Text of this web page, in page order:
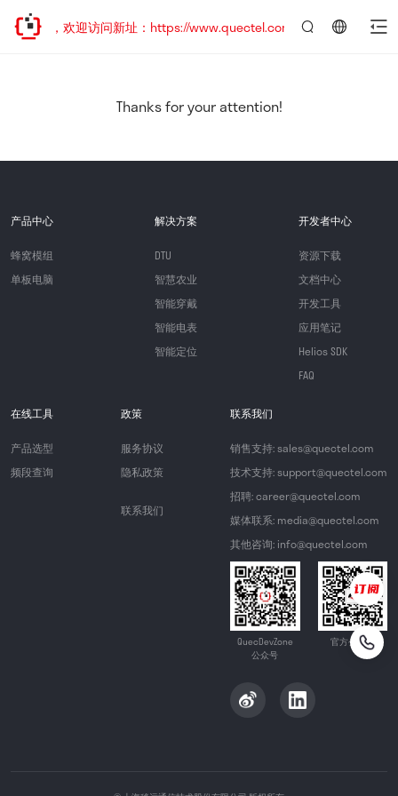
已迁移，欢迎访问新址：https://www.quectel.com.cn
Thanks for your attention!
产品中心
蜂窝模组
单板电脑
解决方案
DTU
智慧农业
智能穿戴
智能电表
智能定位
开发者中心
资源下载
文档中心
开发工具
应用笔记
Helios SDK
FAQ
在线工具
产品选型
频段查询
政策
服务协议
隐私政策
联系我们
联系我们
销售支持: sales@quectel.com
技术支持: support@quectel.com
招聘: career@quectel.com
媒体联系: media@quectel.com
其他咨询: info@quectel.com
QuecDevZone
公众号
官方公众号